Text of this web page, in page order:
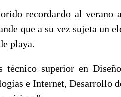
recordando al verano
que a su vez sujeta un
playa.
superior en
e Internet, Desarrollo